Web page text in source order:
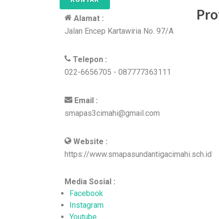
Alamat :
Jalan Encep Kartawiria No. 97/A
Telepon :
022-6656705 - 087777363111
Email :
smapas3cimahi@gmail.com
Website :
https://www.smapasundantigacimahi.sch.id
Media Sosial :
Facebook
Instagram
Youtube